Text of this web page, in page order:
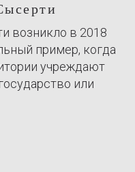
возникло в 2018
пример, когда
учреждают
или